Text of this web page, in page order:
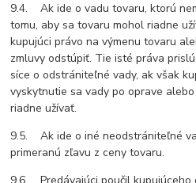
9.4. Ak ide o vadu tovaru, ktorú
tomu, aby sa tovaru mohol riadne
kupujúci právo na výmenu tovaru
zmluvy odstúpiť. Tie isté práva
síce o odstrániteľné vady, ak však
vyskytnutie sa vady po oprave
riadne užívať.
9.5. Ak ide o iné neodstrániteľné
primeranú zľavu z ceny tovaru.